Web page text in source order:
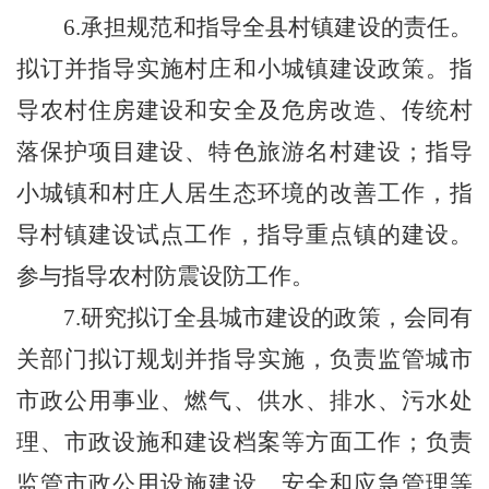
6.承担规范和指导全县村镇建设的责任。
拟订并指导实施村庄和小城镇建设政策。指
导农村住房建设和安全及危房改造、传统村
落保护项目建设、特色旅游名村建设；指导
小城镇和村庄人居生态环境的改善工作，指
导村镇建设试点工作，指导重点镇的建设。
参与指导农村防震设防工作。
7.研究拟订全县城市建设的政策，会同有
关部门拟订规划并指导实施，负责监管城市
市政公用事业、燃气、供水、排水、污水处
理、市政设施和建设档案等方面工作；负责
监管市政公用设施建设、安全和应急管理等